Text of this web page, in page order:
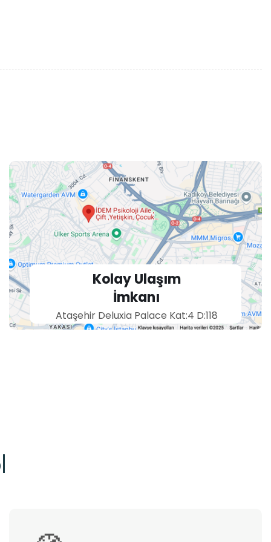
Kolay Ulaşım
İmkanı
Ataşehir Deluxia Palace Kat:4 D:118
Merkezimize kolayca ulaşabilirsiniz.